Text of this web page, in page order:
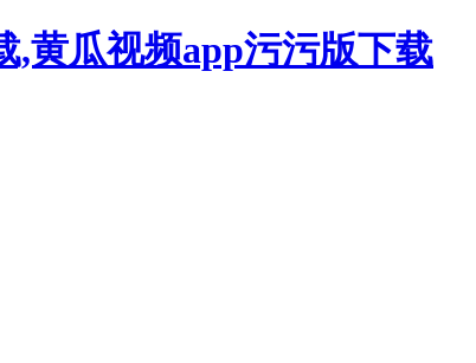
,黄瓜视频app污污版下载